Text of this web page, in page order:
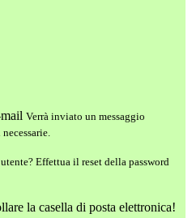
Verrà inviato un messaggio
Effettua il reset della password
la casella di posta elettronica!